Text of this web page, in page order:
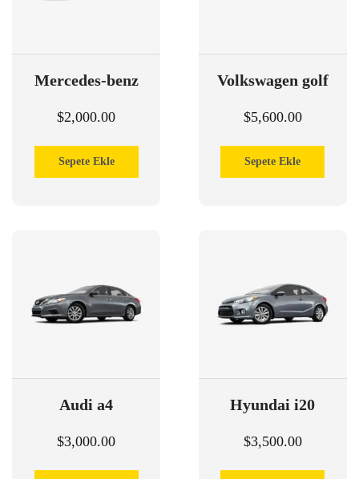
Mercedes-benz
$2,000.00
Sepete Ekle
Volkswagen golf
$5,600.00
Sepete Ekle
Audi a4
$3,000.00
Hyundai i20
$3,500.00